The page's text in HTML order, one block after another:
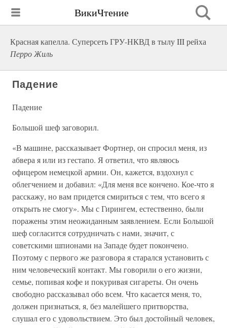
ВикиЧтение
Красная капелла. Суперсеть ГРУ-НКВД в тылу III рейха
Перро Жиль
Падение
Падение
Большой шеф заговорил.
«В машине, рассказывает Фортнер, он спросил меня, из
абвера я или из гестапо. Я ответил, что являюсь
офицером немецкой армии. Он, кажется, вздохнул с
облегчением и добавил: «Для меня все кончено. Кое-что я
расскажу, но вам придется смириться с тем, что всего я
открыть не смогу». Мы с Гирингем, естественно, были
поражены этим неожиданным заявлением. Если Большой
шеф согласится сотрудничать с нами, значит, с
советскими шпионами на Западе будет покончено.
Поэтому с первого же разговора я старался установить с
ним человеческий контакт. Мы говорили о его жизни,
семье, попивая кофе и покуривая сигареты. Он очень
свободно рассказывал обо всем. Что касается меня, то,
должен признаться, я, без малейшего притворства,
слушал его с удовольствием. Это был достойный человек,